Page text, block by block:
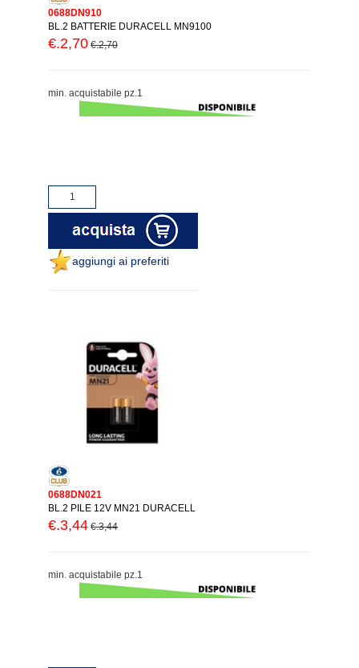
0688DN910
BL.2 BATTERIE DURACELL MN9100
€.2,70 €.2,70
min. acquistabile pz.1
aggiungi ai preferiti
0688DN021
BL.2 PILE 12V MN21 DURACELL
€.3,44 €.3,44
min. acquistabile pz.1